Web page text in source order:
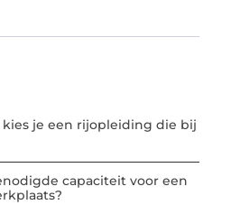
kies je een rijopleiding die bij
capaciteit voor een